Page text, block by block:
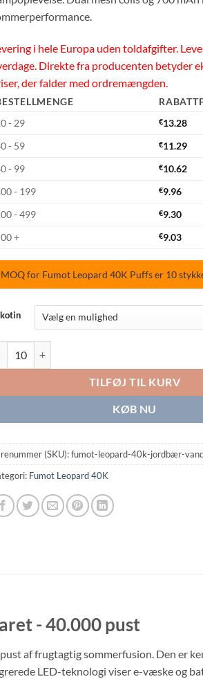
i hele Europa uden toldafgifter.
Direkte fra producenten betyder
der falder med ordremængden.
- 29
€13.28
- 59
€11.29
- 99
€10.62
- 199
€9.96
- 499
€9.30
+
€9.03
MOQ for Fumot Leopard 40K Puffs er 10
TILFØJ TIL KURV
KØB NU
(SKU):fumot-leopard-40k-jordbær-
Fumot Leopard 40K
- 40.000 pust
af frugtagtig sommerfusion. Den er
LED-teknologi viser e-væske og